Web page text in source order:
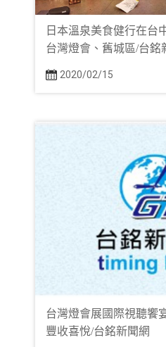
日本溫泉美食健行在台
台灣燈會、舊城區/台銘
2020/02/15
台灣燈會展國際視聽饗
豐收喜悅/台銘新聞網